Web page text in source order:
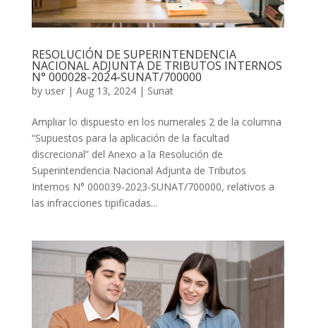
RESOLUCIÓN DE SUPERINTENDENCIA
NACIONAL ADJUNTA DE TRIBUTOS INTERNOS
N° 000028-2024-SUNAT/700000
by user| Aug 13, 2024| Sunat
Ampliar lo dispuesto en los numerales 2 de la columna
“Supuestos para la aplicación de la facultad
discrecional” del Anexo a la Resolución de
Superintendencia Nacional Adjunta de Tributos
Internos N° 000039-2023-SUNAT/700000, relativos a
las infracciones tipificadas...